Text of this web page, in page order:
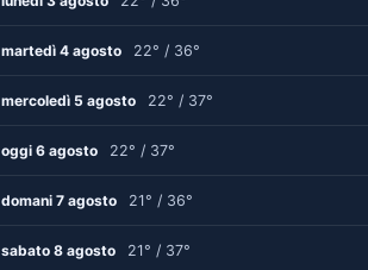
martedì 4 agosto 22° / 36°
mercoledì 5 agosto 22° / 37°
oggi 6 agosto 22° / 37°
domani 7 agosto 21° / 36°
sabato 8 agosto 21° / 37°